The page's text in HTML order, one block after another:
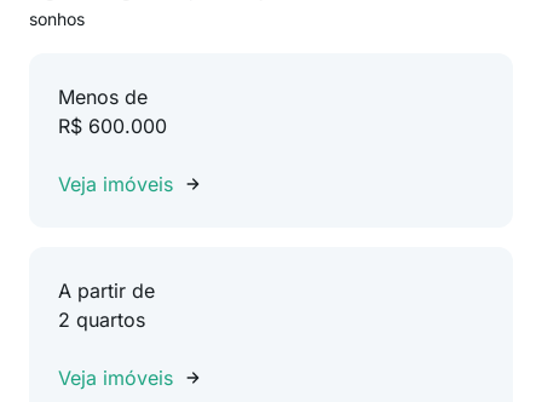
sonhos
Menos de
R$ 600.000
Veja imóveis
A partir de
2 quartos
Veja imóveis